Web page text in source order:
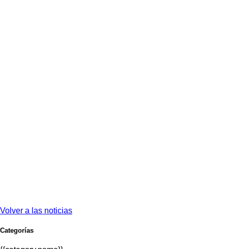
Volver a las noticias
Categorías